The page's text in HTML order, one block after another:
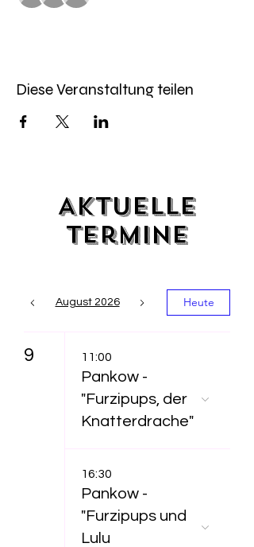
Diese Veranstaltung teilen
Aktuelle
Termine
August 2026 Heute
9 11:00
Pankow -
"Furzipups, der
Knatterdrache"
16:30
Pankow -
"Furzipups und
Lulu